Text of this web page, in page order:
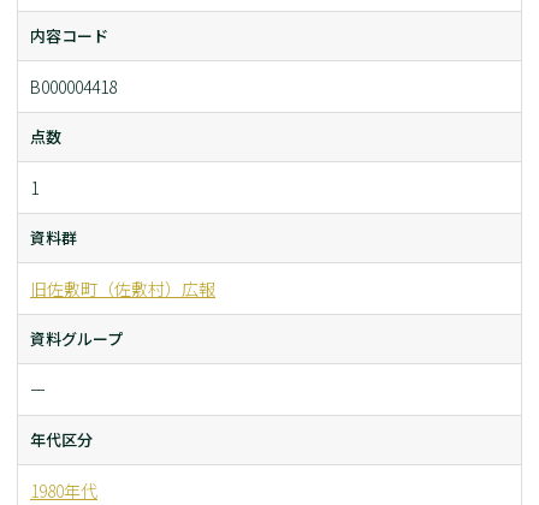
内容コード
B000004418
点数
1
資料群
旧佐敷町（佐敷村）広報
資料グループ
ー
年代区分
1980年代